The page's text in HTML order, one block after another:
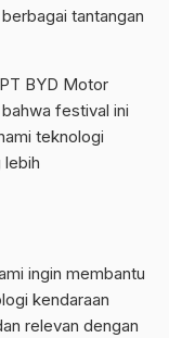
tantangan
BYD Motor
festival ini
teknologi
lebih
ingin membantu
kendaraan
relevan dengan